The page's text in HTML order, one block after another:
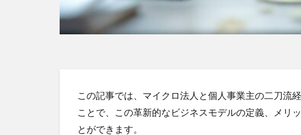
この記事では、マイクロ法人と個人事業主の二刀流
ことで、この革新的なビジネスモデルの定義、メリ
とができます。